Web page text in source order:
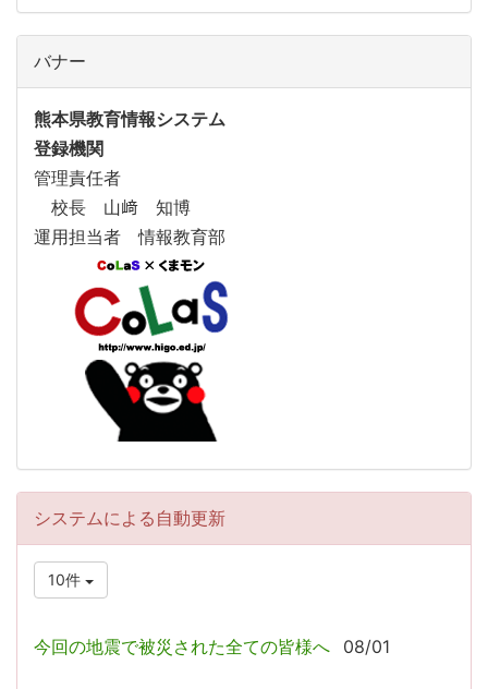
バナー
熊本県教育情報システム
登録機関
管理責任者
校長 山﨑 知博
運用担当者 情報教育部
システムによる自動更新
10件
今回の地震で被災された全ての皆様へ 08/01